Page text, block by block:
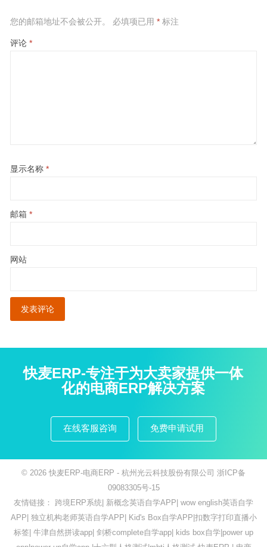
您的邮箱地址不会被公开。 必填项已用 *标注
评论 *
显示名称 *
邮箱 *
网站
快麦ERP-专注于为大卖家提供一体
化的电商ERP解决方案
在线客服咨询 免费申请试用
© 2026 快麦ERP-电商ERP - 杭州光云科技股份有限公司 浙ICP备
09083305号-15
友情链接： 跨境ERP系统 新概念英语自学APP wow english英语自学
APP 独立机构老师英语自学APP Kid's Box自学APP 扣数字打印直播小
标签 牛津自然拼读app 剑桥complete自学app kids box自学 power up